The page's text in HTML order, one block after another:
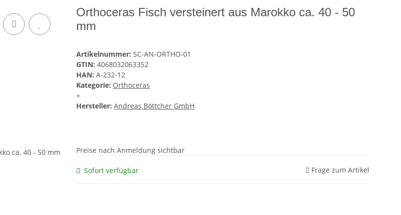
Orthoceras Fisch versteinert aus Marokko ca. 40 - 50
mm
Artikelnummer: SC-AN-ORTHO-01
GTIN: 4068032063352
HAN: A-232-12
Kategorie: Orthoceras
+
Hersteller: Andreas Böttcher GmbH
Preise nach Anmeldung sichtbar
Sofort verfügbar Frage zum Artikel